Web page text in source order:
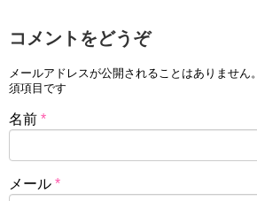
コメントをどうぞ
メールアドレスが公開されることはありません。
須項目です
名前 *
メール *